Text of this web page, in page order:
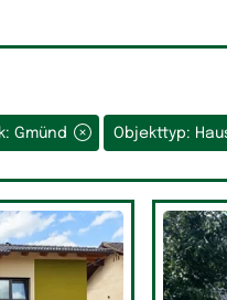
Gmünd Objekttyp: